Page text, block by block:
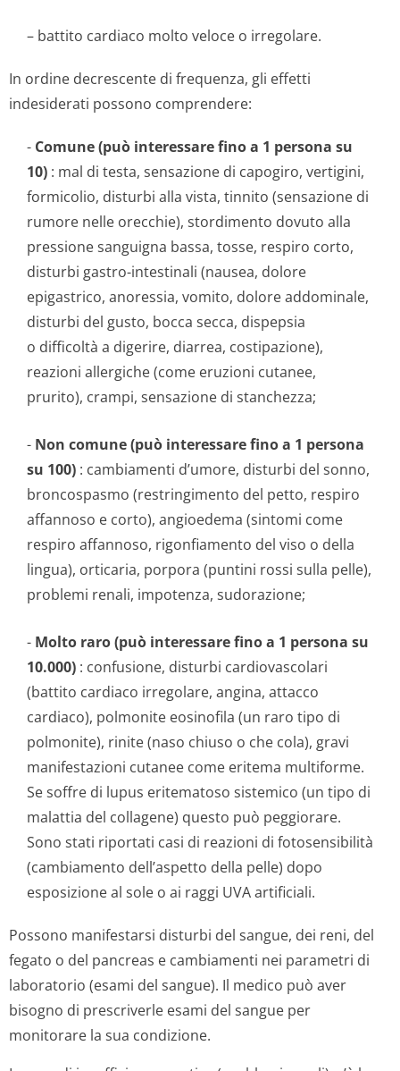
– battito cardiaco molto veloce o irregolare.
In ordine decrescente di frequenza, gli effetti
indesiderati possono comprendere:
- Comune (può interessare fino a 1 persona su
10) : mal di testa, sensazione di capogiro, vertigini,
formicolio, disturbi alla vista, tinnito (sensazione di
rumore nelle orecchie), stordimento dovuto alla
pressione sanguigna bassa, tosse, respiro corto,
disturbi gastro-intestinali (nausea, dolore
epigastrico, anoressia, vomito, dolore addominale,
disturbi del gusto, bocca secca, dispepsia
o difficoltà a digerire, diarrea, costipazione),
reazioni allergiche (come eruzioni cutanee,
prurito), crampi, sensazione di stanchezza;
- Non comune (può interessare fino a 1 persona
su 100) : cambiamenti d’umore, disturbi del sonno,
broncospasmo (restringimento del petto, respiro
affannoso e corto), angioedema (sintomi come
respiro affannoso, rigonfiamento del viso o della
lingua), orticaria, porpora (puntini rossi sulla pelle),
problemi renali, impotenza, sudorazione;
- Molto raro (può interessare fino a 1 persona su
10.000) : confusione, disturbi cardiovascolari
(battito cardiaco irregolare, angina, attacco
cardiaco), polmonite eosinofila (un raro tipo di
polmonite), rinite (naso chiuso o che cola), gravi
manifestazioni cutanee come eritema multiforme.
Se soffre di lupus eritematoso sistemico (un tipo di
malattia del collagene) questo può peggiorare.
Sono stati riportati casi di reazioni di fotosensibilità
(cambiamento dell’aspetto della pelle) dopo
esposizione al sole o ai raggi UVA artificiali.
Possono manifestarsi disturbi del sangue, dei reni, del
fegato o del pancreas e cambiamenti nei parametri di
laboratorio (esami del sangue). Il medico può aver
bisogno di prescriverle esami del sangue per
monitorare la sua condizione.